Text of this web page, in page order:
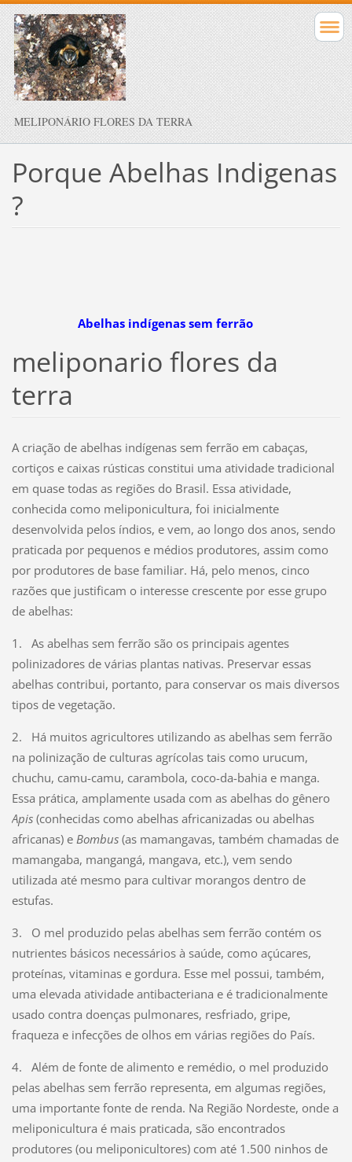
MELIPONÁRIO FLORES DA TERRA
Porque Abelhas Indigenas
?
Abelhas indígenas sem ferrão
meliponario flores da
terra
A criação de abelhas indígenas sem ferrão em cabaças,
cortiços e caixas rústicas constitui uma atividade tradicional
em quase todas as regiões do Brasil. Essa atividade,
conhecida como meliponicultura, foi inicialmente
desenvolvida pelos índios, e vem, ao longo dos anos, sendo
praticada por pequenos e médios produtores, assim como
por produtores de base familiar. Há, pelo menos, cinco
razões que justificam o interesse crescente por esse grupo
de abelhas:
1. As abelhas sem ferrão são os principais agentes
polinizadores de várias plantas nativas. Preservar essas
abelhas contribui, portanto, para conservar os mais diversos
tipos de vegetação.
2. Há muitos agricultores utilizando as abelhas sem ferrão
na polinização de culturas agrícolas tais como urucum,
chuchu, camu-camu, carambola, coco-da-bahia e manga.
Essa prática, amplamente usada com as abelhas do gênero
Apis(conhecidas como abelhas africanizadas ou abelhas
africanas) e Bombus (as mamangavas, também chamadas de
mamangaba, mangangá, mangava, etc.), vem sendo
utilizada até mesmo para cultivar morangos dentro de
estufas.
3. O mel produzido pelas abelhas sem ferrão contém os
nutrientes básicos necessários à saúde, como açúcares,
proteínas, vitaminas e gordura. Esse mel possui, também,
uma elevada atividade antibacteriana e é tradicionalmente
usado contra doenças pulmonares, resfriado, gripe,
fraqueza e infecções de olhos em várias regiões do País.
4. Além de fonte de alimento e remédio, o mel produzido
pelas abelhas sem ferrão representa, em algumas regiões,
uma importante fonte de renda. Na Região Nordeste, onde a
meliponicultura é mais praticada, são encontrados
produtores (ou meliponicultores) com até 1.500 ninhos de